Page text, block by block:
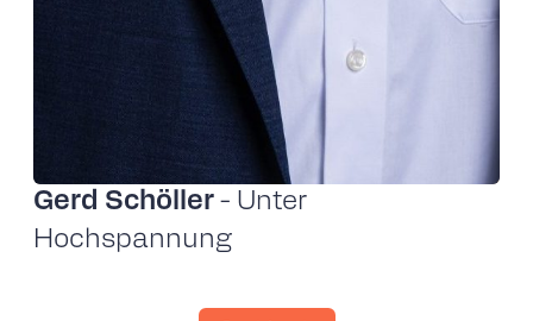
Gerd Schöller - Unter
Hochspannung